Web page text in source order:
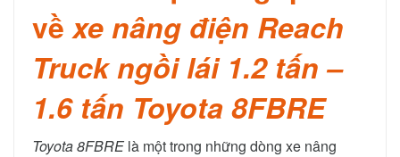
vềxe nâng điện Reach
Truck ngồi lái 1.2 tấn –
1.6 tấn Toyota 8FBRE
Toyota 8FBRE là một trong những dòng xe nâng